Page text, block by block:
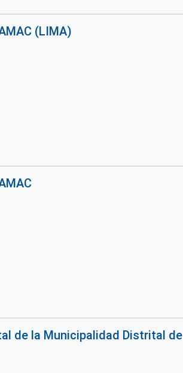
(LIMA)
de la Municipalidad Distrital de